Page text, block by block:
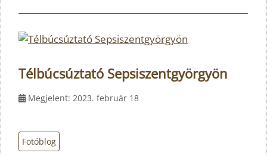
Télbúcsúztató Sepsiszentgyörgyön
Megjelent: 2023. február 18
Fotóblog